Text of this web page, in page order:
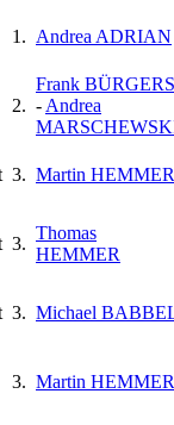
1. Andrea ADRIAN
2.
Frank BÜRGERS
- Andrea
3. Martin HEMMER
3.
Thomas
HEMMER
3. Michael
3. Martin HEMMER